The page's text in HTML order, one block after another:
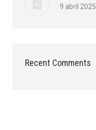
9 abril 2025
Recent Comments